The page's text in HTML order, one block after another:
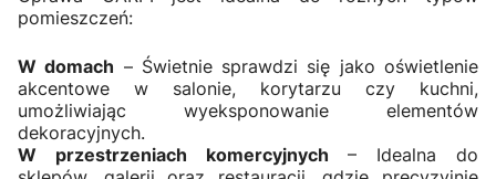
pomieszczeń:
W domach – Świetnie sprawdzi się jako oświetlenie
akcentowe w salonie, korytarzu czy kuchni,
umożliwiając wyeksponowanie elementów
dekoracyjnych.
W przestrzeniach komercyjnych – Idealna do